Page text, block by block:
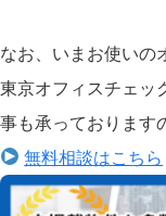
なお、いまお使いの
東京オフィスチェッ
事も承っております
無料相談はこちら